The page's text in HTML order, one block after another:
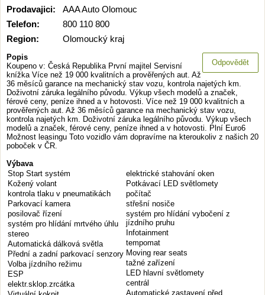
Prodavajici:
AAA Auto Olomouc
Telefon:
800 110 800
Region:
Olomoucký kraj
Odpovědět
Popis
Koupeno v: Česká Republika První majitel Servisní
knížka Více než 19 000 kvalitních a prověřených aut. Až
36 měsíců garance na mechanický stav vozu, kontrola najetých km.
Doživotní záruka legálního původu. Výkup všech modelů a značek,
férové ceny, peníze ihned a v hotovosti. Více než 19 000 kvalitních a
prověřených aut. Až 36 měsíců garance na mechanický stav vozu,
kontrola najetých km. Doživotní záruka legálního původu. Výkup všech
modelů a značek, férové ceny, peníze ihned a v hotovosti. Plní Euro6
Možnost leasingu Toto vozidlo vám dopravíme na kteroukoliv z našich 20
poboček v ČR.
Výbava
Stop Start systém
Kožený volant
kontrola tlaku v pneumatikách
Parkovací kamera
posilovač řízení
systém pro hlídání mrtvého úhlu
stereo
Automatická dálková světla
Přední a zadní parkovací senzory
Volba jízdního režimu
ESP
elektr.sklop.zrcátka
elektrické stahování oken
Potkávací LED světlomety
počítač
střešní nosiče
systém pro hlídání vybočení z
jízdního pruhu
Infotainment
tempomat
Moving rear seats
tažné zařízení
LED hlavní světlomety
centrál
Automatické zastavení před